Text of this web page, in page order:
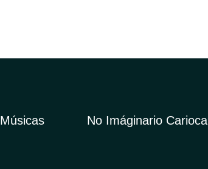
Músicas No Imáginario Carioca